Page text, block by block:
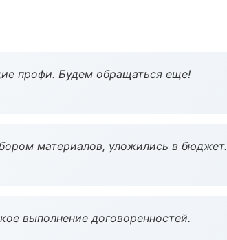
профи. Будем обращаться еще!
материалов, уложились в бюджет.
выполнение договоренностей.